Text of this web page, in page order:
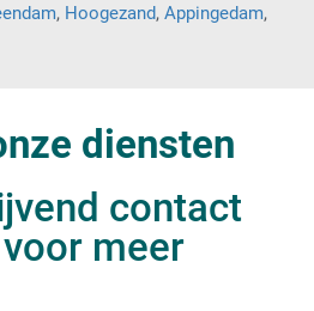
, Hoogezand, Appingedam,
diensten
contact
meer